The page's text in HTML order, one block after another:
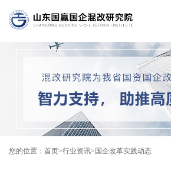
您的位置： 首页 行业资讯 国企改革实践动态